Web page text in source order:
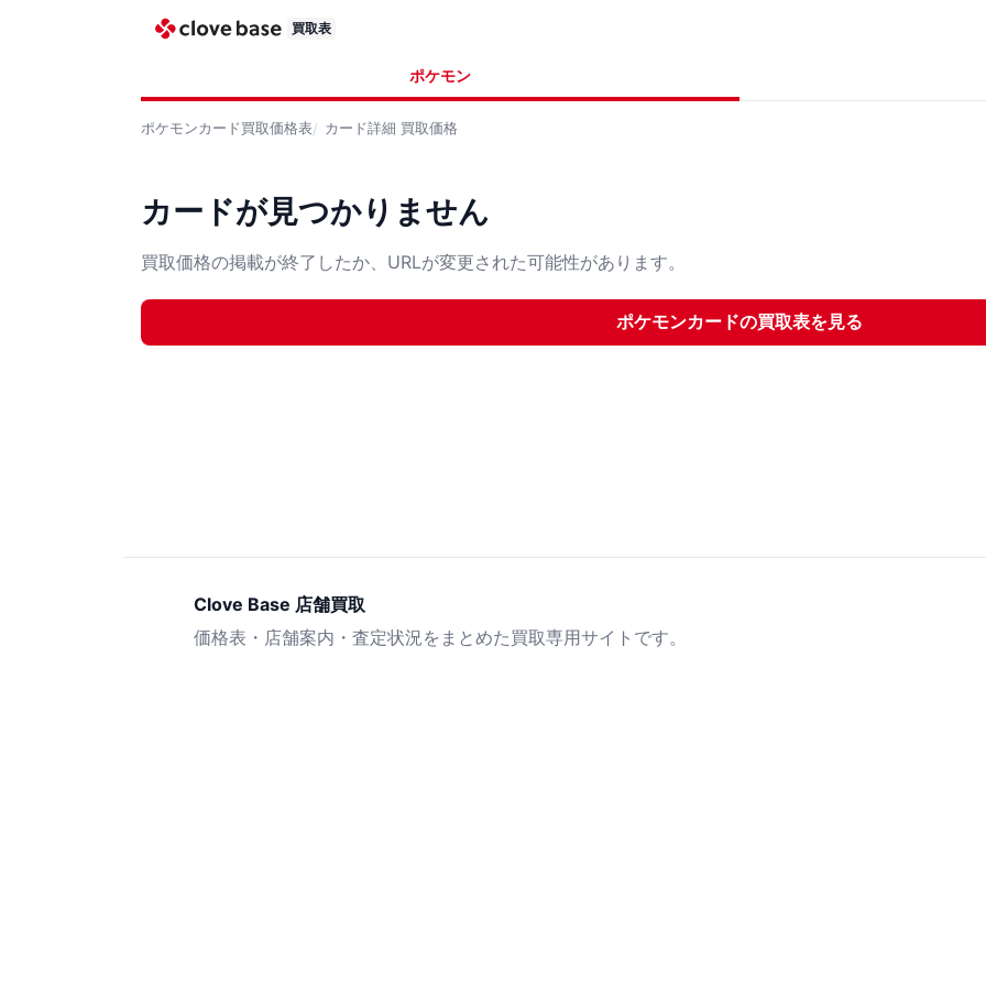
買取表
ポケモン
ポケモンカード買取価格表 カード詳細 買取価格
カードが見つかりません
買取価格の掲載が終了したか、URLが変更された可能性があります。
ポケモンカードの買取表を見る
Clove Base 店舗買取
価格表・店舗案内・査定状況をまとめた買取専用サイトです。